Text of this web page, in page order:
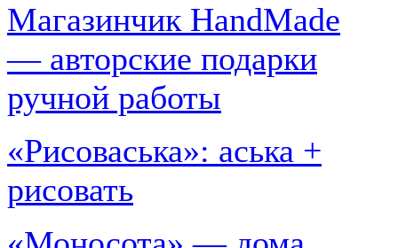
Магазинчик HandMade
— авторские подарки
ручной работы
«Рисоваська»: аська +
рисовать